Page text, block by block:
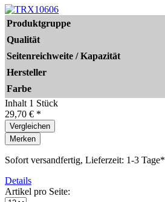
Produktgruppe
Qualität
Seitenreichweite / Kapazität
Hersteller
Farbe
Inhalt 1 Stück
29,70 € *
Vergleichen
Merken
Sofort versandfertig, Lieferzeit: 1-3 Tage*
Details
Artikel pro Seite: